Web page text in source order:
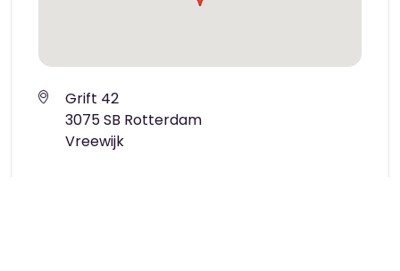
Grift 42
3075 SB Rotterdam
Vreewijk